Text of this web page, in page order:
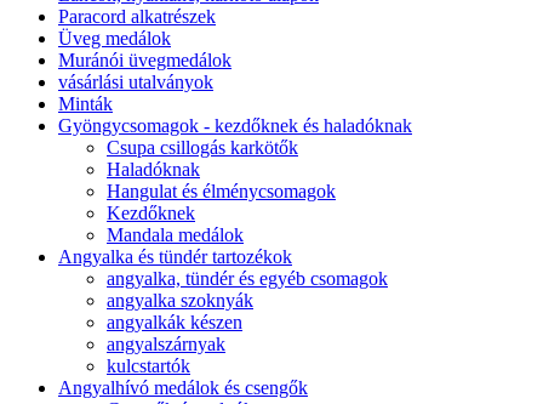
Paracord alkatrészek
Üveg medálok
Muránói üvegmedálok
vásárlási utalványok
Minták
Gyöngycsomagok - kezdőknek és haladóknak
Csupa csillogás karkötők
Haladóknak
Hangulat és élménycsomagok
Kezdőknek
Mandala medálok
Angyalka és tündér tartozékok
angyalka, tündér és egyéb csomagok
angyalka szoknyák
angyalkák készen
angyalszárnyak
kulcstartók
Angyalhívó medálok és csengők